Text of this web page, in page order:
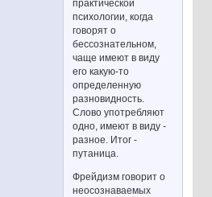
практической
психологии, когда
говорят о
бессознательном,
чаще имеют в виду
его какую-то
определенную
разновидность.
Слово употребляют
одно, имеют в виду -
разное. Итог -
путаница.
Фрейдизм говорит о
неосознаваемых